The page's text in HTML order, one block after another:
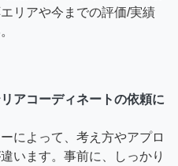
リアや今までの評価/実績
アコーディネートの依頼に
によって、考え方やアプロ
います。事前に、しっかり